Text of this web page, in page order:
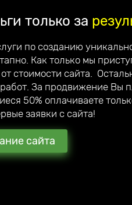
только за
по созданию
Как только мы
стоимости сайта.
За продвижение Вы
50% оплачиваете
заявки с сайта!
сайта